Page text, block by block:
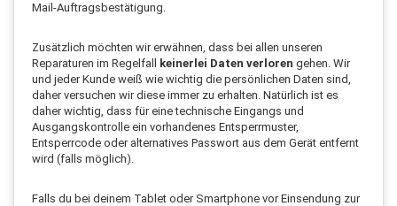
Mail-Auftragsbestätigung.
Zusätzlich möchten wir erwähnen, dass bei allen unseren
Reparaturen im Regelfall keinerlei Daten verloren gehen. Wir
und jeder Kunde weiß wie wichtig die persönlichen Daten sind,
daher versuchen wir diese immer zu erhalten. Natürlich ist es
daher wichtig, dass für eine technische Eingangs und
Ausgangskontrolle ein vorhandenes Entsperrmuster,
Entsperrcode oder alternatives Passwort aus dem Gerät entfernt
wird (falls möglich).
Falls du bei deinem Tablet oder Smartphone vor Einsendung zur